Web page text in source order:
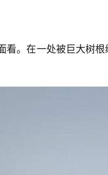
看。在一处被巨大树